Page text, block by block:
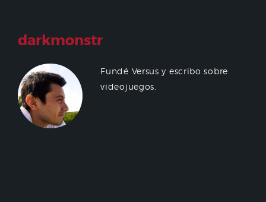
darkmonstr
Fundé Versus y escribo sobre
videojuegos.